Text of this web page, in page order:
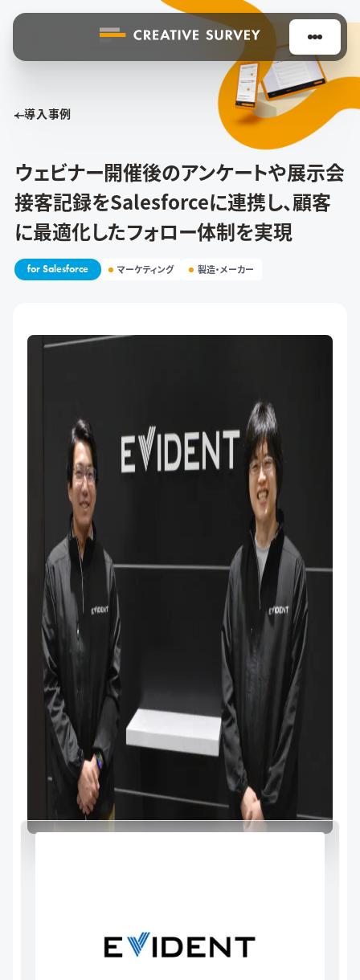
導入事例
ウェビナー開催後のアンケートや展示会
接客記録をSalesforceに連携し、顧客
に最適化したフォロー体制を実現
for Salesforce マーケティング 製造・メーカー